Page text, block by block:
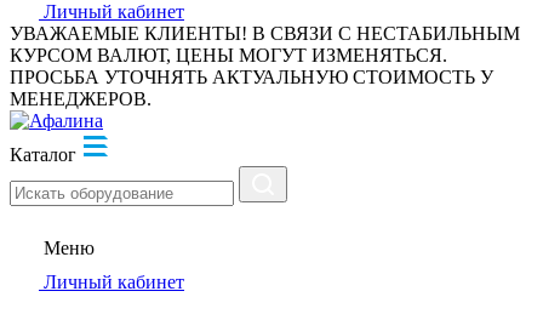
Личный кабинет
УВАЖАЕМЫЕ КЛИЕНТЫ! В СВЯЗИ С НЕСТАБИЛЬНЫМ
КУРСОМ ВАЛЮТ, ЦЕНЫ МОГУТ ИЗМЕНЯТЬСЯ.
ПРОСЬБА УТОЧНЯТЬ АКТУАЛЬНУЮ СТОИМОСТЬ У
МЕНЕДЖЕРОВ.
Каталог
Меню
Личный кабинет